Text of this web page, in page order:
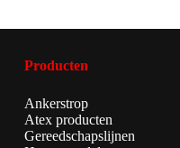
Producten
Ankerstrop
Atex producten
Gereedschapslijnen